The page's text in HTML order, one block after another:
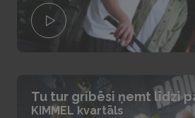
Tu tur gribēsi ņemt līdzi
KIMMEL kvartāls